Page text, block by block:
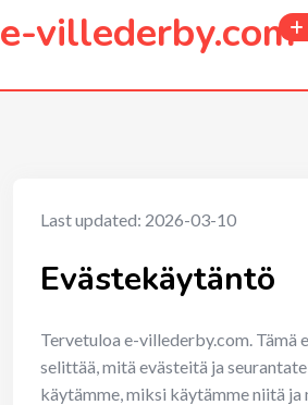
content
e-villederby.com
Last updated: 2026-03-10
Evästekäytäntö
Tervetuloa e-villederby.com. Tämä
selittää, mitä evästeitä ja
käytämme, miksi käytämme niitä